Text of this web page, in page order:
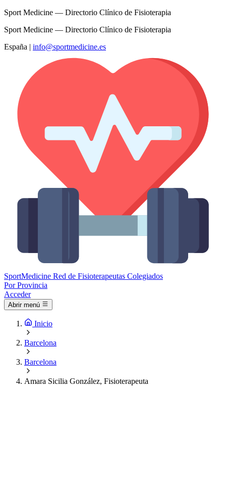
Sport Medicine — Directorio Clínico de Fisioterapia
Sport Medicine — Directorio Clínico de Fisioterapia
España | info@sportmedicine.es
SportMedicine Red de Fisioterapeutas Colegiados
Por Provincia
Acceder
Abrir menú
Inicio
Barcelona
Barcelona
Amara Sicilia González, Fisioterapeuta